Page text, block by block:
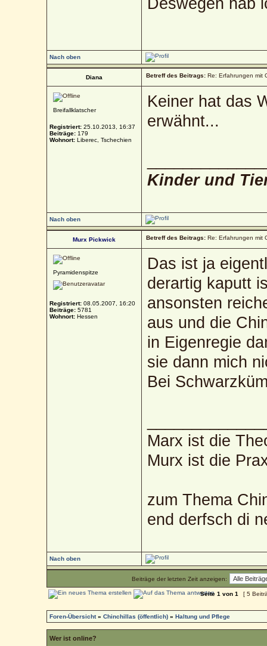
Nach oben
Diana Betreff des Beitrags: Re: Erfahrungen mit
Breifallklatscher
Registriert: 25.10.2013, 16:37
Beiträge: 179
Wohnort: Liberec, Tschechien
Keiner hat das
erwähnt...
Kinder und
Nach oben
Murx Pickwick Betreff des Beitrags: Re: Erfahrungen mit
Pyramidenspitze
Registriert: 08.05.2007, 16:20
Beiträge: 5781
Wohnort: Hessen
Das ist ja
derartig kaputt
ansonsten
aus und die
in Eigenregie
sie dann mich
Bei
Marx ist die
Murx ist die
zum Thema
end derfsch di
Nach oben
Beiträge der letzten Zeit anzeigen:
Seite1 von1 [ 5
Foren-Übersicht»Chinchillas (öffentlich) »Haltung und Pflege
Wer ist online?